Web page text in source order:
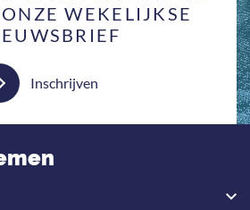
WEKELIJKSE
Inschrijven